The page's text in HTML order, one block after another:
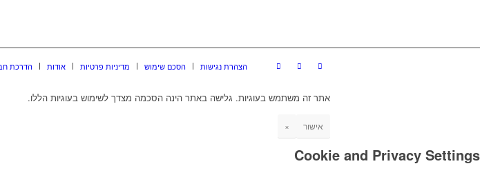
הדרכת אודות מדיניות פרטיות הסכם שימוש הצהרת נגישות
אתר זה משתמש בעוגיות. גלישה באתר הינה הסכמה מצדך לשימוש בעוגיות הללו.
אישור ×
Cookie and Privacy Settings